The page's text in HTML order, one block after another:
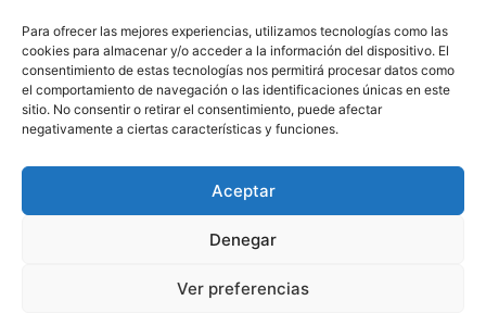
Para ofrecer las mejores experiencias, utilizamos tecnologías como las
cookies para almacenar y/o acceder a la información del dispositivo. El
consentimiento de estas tecnologías nos permitirá procesar datos como
el comportamiento de navegación o las identificaciones únicas en este
sitio. No consentir o retirar el consentimiento, puede afectar
negativamente a ciertas características y funciones.
Aceptar
Denegar
Ver preferencias
Muerte y Difuntos
Oraciones Diarias
Otras
Protección y Liberación
Salud y Sanación
WordPress